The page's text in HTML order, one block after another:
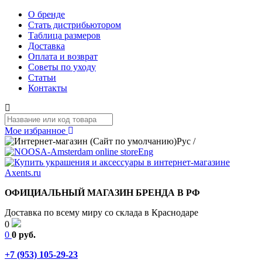
О бренде
Стать дистрибьютором
Таблица размеров
Доставка
Оплата и возврат
Советы по уходу
Статьи
Контакты
Мое избранное
Рус /
Eng
ОФИЦИАЛЬНЫЙ МАГАЗИН БРЕНДА В РФ
Доставка по всему миру со склада в Краснодаре
0
0 0 руб.
+7 (953) 105-29-23